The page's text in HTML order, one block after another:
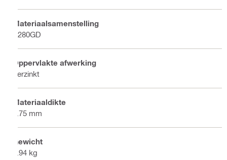
Materiaalsamenstelling
S280GD
Oppervlakte afwerking
Verzinkt
Materiaaldikte
2.75 mm
Gewicht
2.94 kg